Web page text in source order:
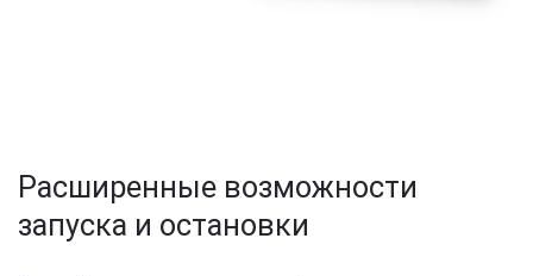
Расширенные возможности
запуска и остановки